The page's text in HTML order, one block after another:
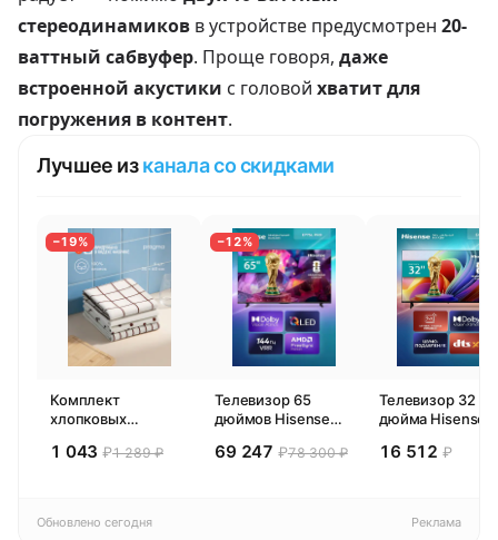
стереодинамиков в устройстве предусмотрен 20-
ваттный сабвуфер. Проще говоря, даже
встроенной акустики с головой хватит для
погружения в контент.
Лучшее изканала со скидками
−19%
Комплект
хлопковых
полотенец 4 шт,
1 043₽1 289 ₽
−12%
Телевизор 65
дюймов Hisense
(2026) Смарт ТВ
69 247 ₽78 300 ₽
Телевизор 32
дюйма Hisense
Смарт ТВ HD
16 512 ₽
Обновлено сегодня Реклама